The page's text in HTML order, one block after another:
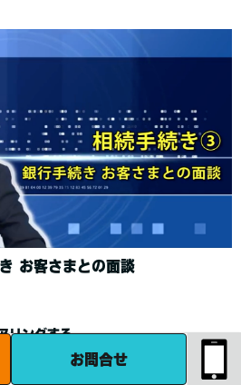
お問合せ
お客さまとの面談
リングする
要な